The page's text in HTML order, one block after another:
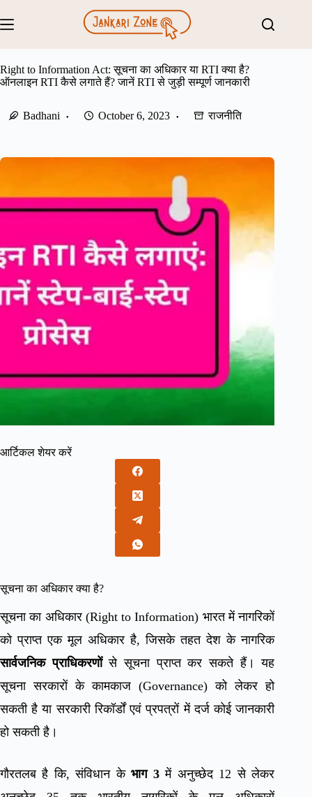
to
content
Right to Information Act: सूचना का अधिकार या RTI क्या है?
ऑनलाइन RTI कैसे लगाते हैं? जानें RTI से जुड़ी सम्पूर्ण जानकारी
Badhani October 6, 2023 राजनीति
आर्टिकल शेयर करें
सूचना का अधिकार क्या है?
सूचना का अधिकार (Right to Information) भारत में नागरिकों
को प्राप्त एक मूल अधिकार है, जिसके तहत देश के नागरिक
सार्वजनिक प्राधिकरणोंसे सूचना प्राप्त कर सकते हैं। यह
सूचना सरकारों के कामकाज (Governance) को लेकर हो
सकती है या सरकारी रिकॉर्डों एवं प्रपत्रों में दर्ज कोई जानकारी
हो सकती है।
गौरतलब है कि, संविधान केभाग 3में अनुच्छेद 12 से लेकर